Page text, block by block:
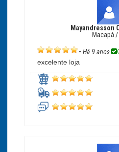
Mayandresson
Macapá /
• Há 9 anos
excelente loja